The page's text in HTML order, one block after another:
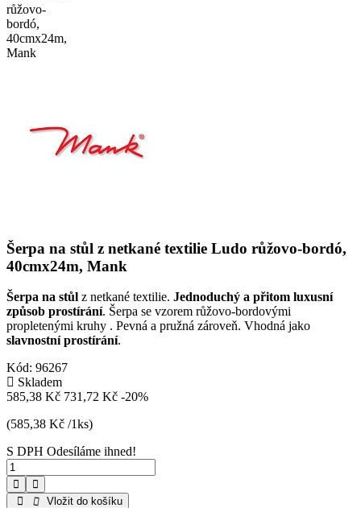
Šerpa na stůl z netkané textilie Ludo růžovo-bordó,
40cmx24m, Mank
Šerpa na stůl z netkané textilie. Jednoduchý a přitom luxusní
způsob prostírání. Šerpa se vzorem růžovo-bordovými
propletenými kruhy . Pevná a pružná zároveň. Vhodná jako
slavnostní prostírání.
Kód: 96267
Skladem
585,38 Kč 731,72 Kč -20%
(585,38 Kč /1ks)
S DPH Odesíláme ihned!
Vložit do košíku